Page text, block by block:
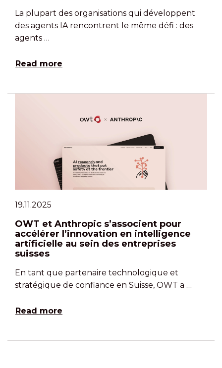
La plupart des organisations qui développent
des agents IA rencontrent le même défi : des
agents …
Read more
19.11.2025
OWT et Anthropic s’associent pour
accélérer l’innovation en intelligence
artificielle au sein des entreprises
suisses
En tant que partenaire technologique et
stratégique de confiance en Suisse, OWT a …
Read more